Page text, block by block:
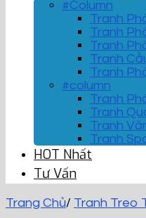
#Column
Tranh
Tranh
Tranh
Tranh
Tranh
#column
Tranh
Tranh
Tranh
Tranh
HOT Nhất
Tư Vấn
Trang Chủ/ Tranh Treo